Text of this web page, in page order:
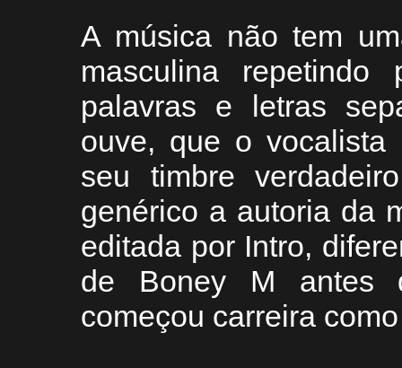
A música não tem
masculina repetindo
palavras e letras
ouve, que o
seu timbre
genérico a autoria da
editada por Intro,
de Boney M antes
começou carreira